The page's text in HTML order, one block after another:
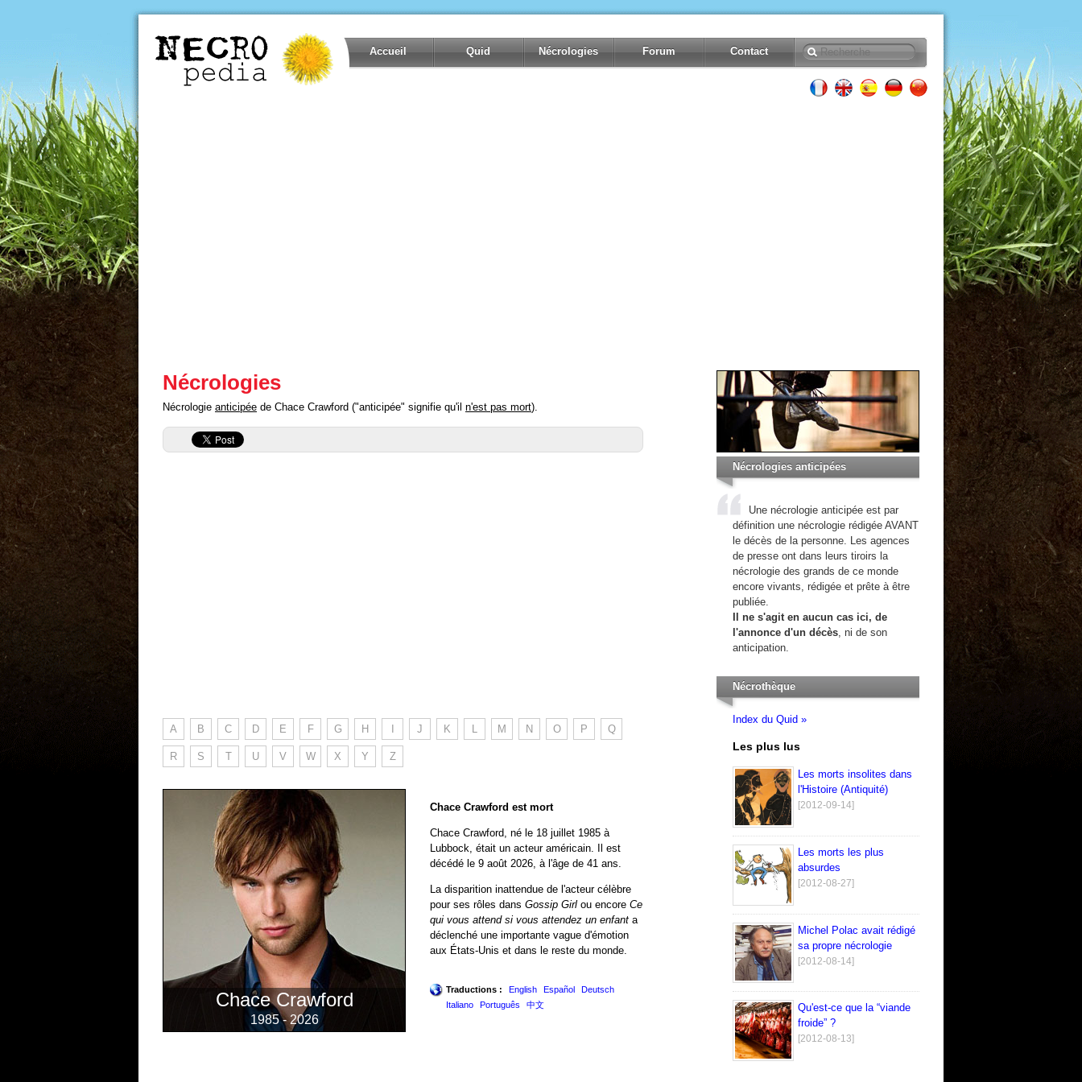
Accueil Quid Nécrologies Forum Contact
Nécrologies
Nécrologie anticipée de Chace Crawford ("anticipée" signifie qu'il n'est pas mort).
A B C D E F G H J K L M N O P Q
R S T U V W X Y Z
Chace Crawford
1985 - 2026
Chace Crawford est mort
Chace Crawford, né le 18 juillet 1985 à
Lubbock, était un acteur américain. Il est
décédé le 9 août 2026, à l'âge de 41 ans.
La disparition inattendue de l'acteur célèbre
pour ses rôles dans Gossip Girl ou encore Ce
qui vous attend si vous attendez un enfant a
déclenché une importante vague d'émotion
aux États-Unis et dans le reste du monde.
Traductions : English Español
Deutsch
Italiano
Português 中文
Nécrologies anticipées
Une nécrologie anticipée est par
définition une nécrologie rédigée AVANT
le décès de la personne. Les agences
de presse ont dans leurs tiroirs la
nécrologie des grands de ce monde
encore vivants, rédigée et prête à être
publiée.
Il ne s'agit en aucun cas ici, de
l'annonce d'un décès, ni de son
anticipation.
Nécrothèque
Index du Quid »
Les plus lus
Les morts insolites dans
l'Histoire (Antiquité)
[2012-09-14]
Les morts les plus
absurdes
[2012-08-27]
Michel Polac avait rédigé
sa propre nécrologie
[2012-08-14]
Qu'est-ce que la “viande
froide” ?
[2012-08-13]